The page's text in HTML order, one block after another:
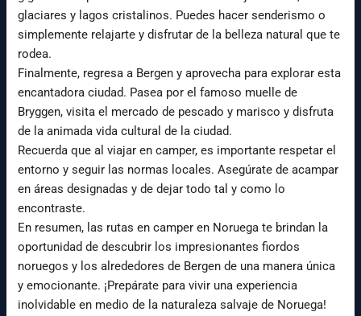
glaciares y lagos cristalinos. Puedes hacer senderismo o
simplemente relajarte y disfrutar de la belleza natural que te
rodea.
Finalmente, regresa a Bergen y aprovecha para explorar esta
encantadora ciudad. Pasea por el famoso muelle de
Bryggen, visita el mercado de pescado y marisco y disfruta
de la animada vida cultural de la ciudad.
Recuerda que al viajar en camper, es importante respetar el
entorno y seguir las normas locales. Asegúrate de acampar
en áreas designadas y de dejar todo tal y como lo
encontraste.
En resumen, las rutas en camper en Noruega te brindan la
oportunidad de descubrir los impresionantes fiordos
noruegos y los alrededores de Bergen de una manera única
y emocionante. ¡Prepárate para vivir una experiencia
inolvidable en medio de la naturaleza salvaje de Noruega!